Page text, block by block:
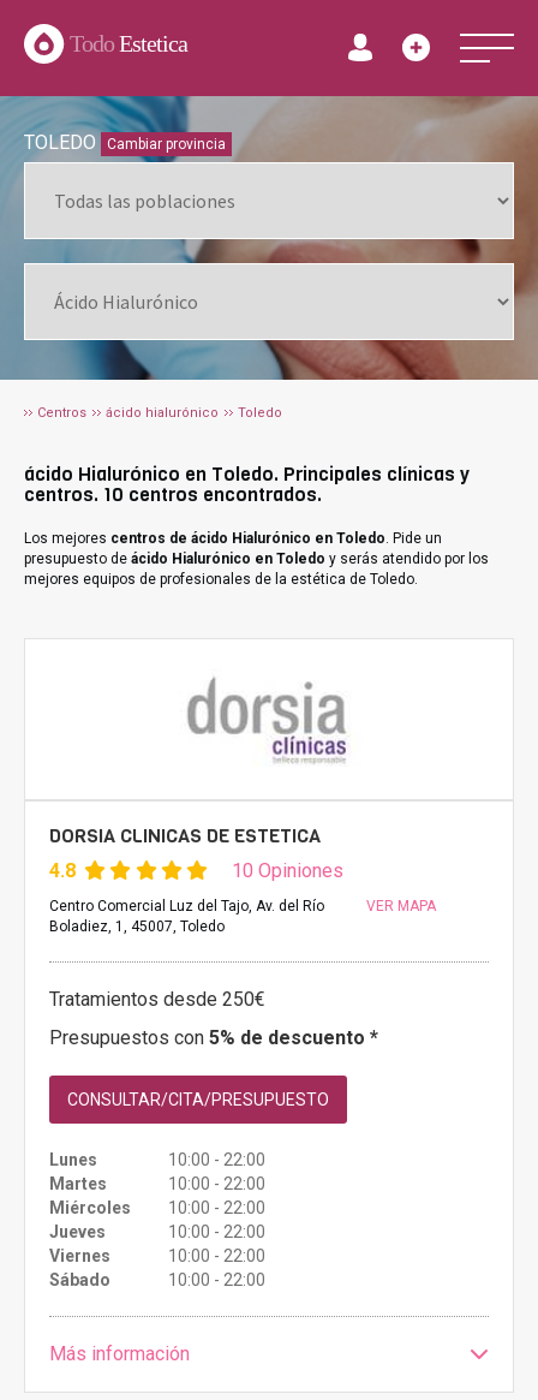
TodoEstetica
TOLEDO Cambiar provincia
Centros ácido hialurónico Toledo
ácido Hialurónico en Toledo. Principales clínicas y
centros. 10 centros encontrados.
Los mejores centros de ácido Hialurónico en Toledo. Pide un
presupuesto de ácido Hialurónico en Toledo y serás atendido por los
mejores equipos de profesionales de la estética de Toledo.
DORSIA CLINICAS DE ESTETICA
4.8 10 Opiniones
Centro Comercial Luz del Tajo, Av. del Río
Boladiez, 1, 45007, Toledo
VER MAPA
Tratamientos desde 250€
Presupuestos con 5% de descuento *
CONSULTAR/CITA/PRESUPUESTO
Lunes
10:00 - 22:00
Martes
10:00 - 22:00
Miércoles
10:00 - 22:00
Jueves
10:00 - 22:00
Viernes
10:00 - 22:00
Sábado
10:00 - 22:00
Más información